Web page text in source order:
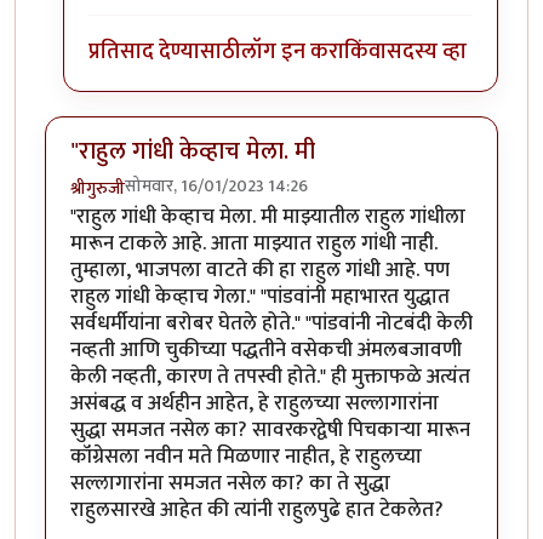
प्रतिसाद देण्यासाठीलॉग इन कराकिंवासदस्य व्हा
"राहुल गांधी केव्हाच मेला. मी
श्रीगुरुजीसोमवार, 16/01/2023 14:26
"राहुल गांधी केव्हाच मेला. मी माझ्यातील राहुल गांधीला
मारून टाकले आहे. आता माझ्यात राहुल गांधी नाही.
तुम्हाला, भाजपला वाटते की हा राहुल गांधी आहे. पण
राहुल गांधी केव्हाच गेला." "पांडवांनी महाभारत युद्धात
सर्वधर्मीयांना बरोबर घेतले होते." "पांडवांनी नोटबंदी केली
नव्हती आणि चुकीच्या पद्धतीने वसेकची अंमलबजावणी
केली नव्हती, कारण ते तपस्वी होते." ही मुक्ताफळे अत्यंत
असंबद्ध व अर्थहीन आहेत, हे राहुलच्या सल्लागारांना
सुद्धा समजत नसेल का? सावरकरद्वेषी पिचकाऱ्या मारून
कॉंग्रेसला नवीन मते मिळणार नाहीत, हे राहुलच्या
सल्लागारांना समजत नसेल का? का ते सुद्धा
राहुलसारखे आहेत की त्यांनी राहुलपुढे हात टेकलेत?